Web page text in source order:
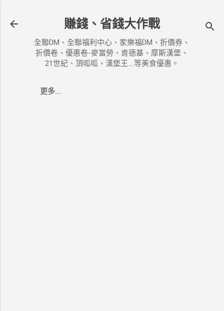
賺錢、省錢大作戰
全聯DM、全聯福利中心、家樂福DM、折價券、
折價卷、優惠卷-麥當勞、肯德基、摩斯漢堡、
21世紀、頂呱呱、漢堡王....等美食優惠。
更多…